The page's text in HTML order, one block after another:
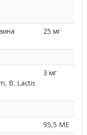
25 мг
B. Lactis
3 мг
95,5 МЕ